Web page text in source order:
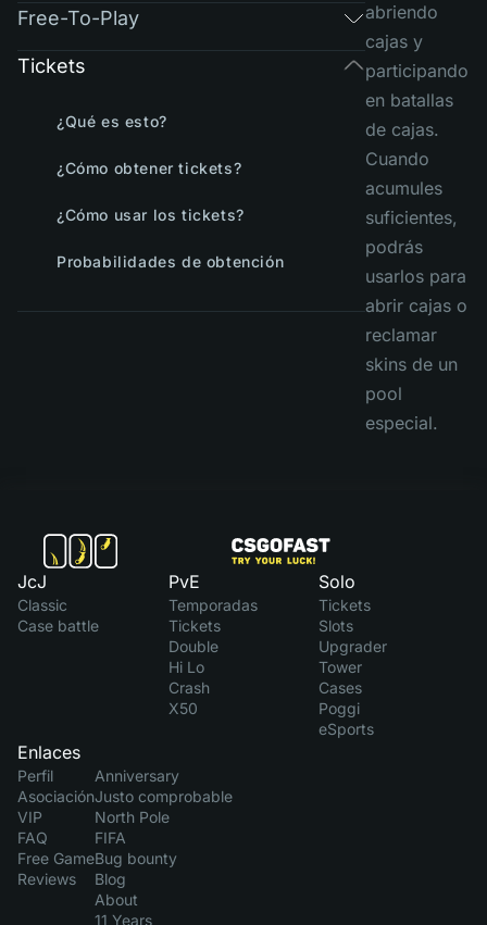
Free-To-Play
Tickets
¿Qué es esto?
¿Cómo obtener tickets?
¿Cómo usar los tickets?
Probabilidades de obtención
abriendo
cajas y
participando
en batallas
de cajas.
Cuando
acumules
suficientes,
podrás
usarlos para
abrir cajas o
reclamar
skins de un
pool
especial.
JcJ
Classic
Case battle
PvE
Temporadas
Tickets
Double
Hi Lo
Crash
X50
Solo
Tickets
Slots
Upgrader
Tower
Cases
Poggi
eSports
Enlaces
Perfil
Asociación
VIP
FAQ
Free Game
Reviews
Anniversary
Justo comprobable
North Pole
FIFA
Bug bounty
Blog
About
11 Years